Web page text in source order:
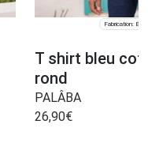
Fabrication:
T shirt bleu
rond
PALÂBA
26,90€